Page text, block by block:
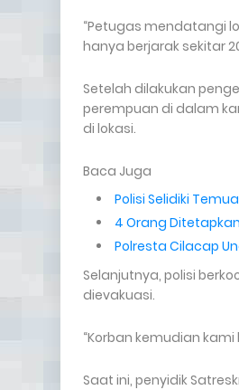
“Petugas mendatangi
hanya berjarak sekitar
Setelah dilakukan
perempuan di dalam
di lokasi.
Baca Juga
Polisi Selidiki
4 Orang
Polresta Cilacap
Selanjutnya, polisi
dievakuasi.
“Korban kemudian
Saat ini, penyidik